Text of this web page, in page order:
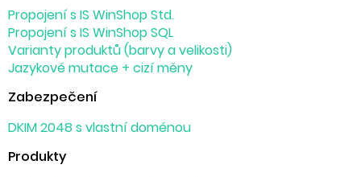
Propojení s IS WinShop Std.
Propojení s IS WinShop SQL
Varianty produktů (barvy a velikosti)
Jazykové mutace + cizí měny
Zabezpečení
DKIM 2048 s vlastní doménou
Produkty